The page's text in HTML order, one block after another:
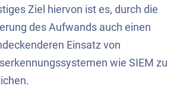
Ziel hiervon ist es, durch die
des Aufwands auch einen
Einsatz von
wie SIEM zu